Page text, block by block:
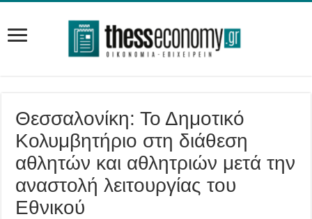
Θεσσαλονίκη: Το Δημοτικό
Κολυμβητήριο στη διάθεση
αθλητών και αθλητριών μετά την
αναστολή λειτουργίας του
Εθνικού